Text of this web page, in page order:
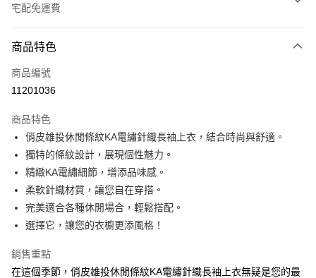
宅配免運費
信用卡一次付款
LINE Pay
街口支付
悠遊付
ATM付款
運送方式
每筆NT$60，滿NT$1,000(含以上)免運費
商品特色
商品編號
11201036
商品特色
俏皮雄投休閒條紋KA電繡針織長袖上衣，結合時尚與舒適。
獨特的條紋設計，展現個性魅力。
精緻KA電繡細節，增添品味感。
柔軟針織材質，讓您自在穿搭。
完美適合各種休閒場合，輕鬆搭配。
選擇它，讓您的衣櫥更添風格！
銷售重點
在這個季節，俏皮雄投休閒條紋KA電繡針織長袖上衣無疑是您的最